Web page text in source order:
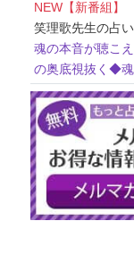
NEW【新番組】
笑理歌先生の占
魂の本音が聴こ
の奥底視抜く◆魂